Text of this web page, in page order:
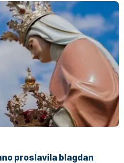
proslavila blagdan